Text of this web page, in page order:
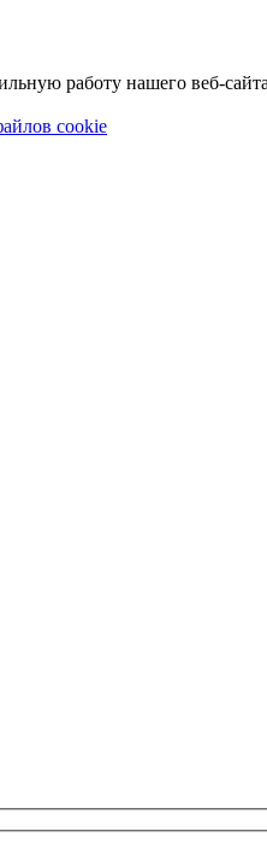
работу нашего веб-
cookie